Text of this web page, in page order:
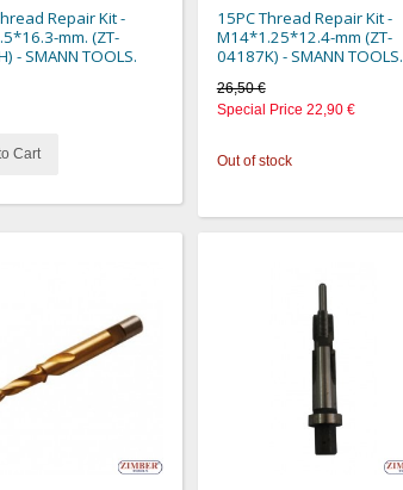
Repair Kit -
mm. (ZT-
- SMANN TOOLS.
Cart
15PC Thread Repair Kit -
M14*1.25*12.4-mm (ZT-
04187K) - SMANN TOOLS.
26,50 €
Special Price 22,90 €
Out of stock